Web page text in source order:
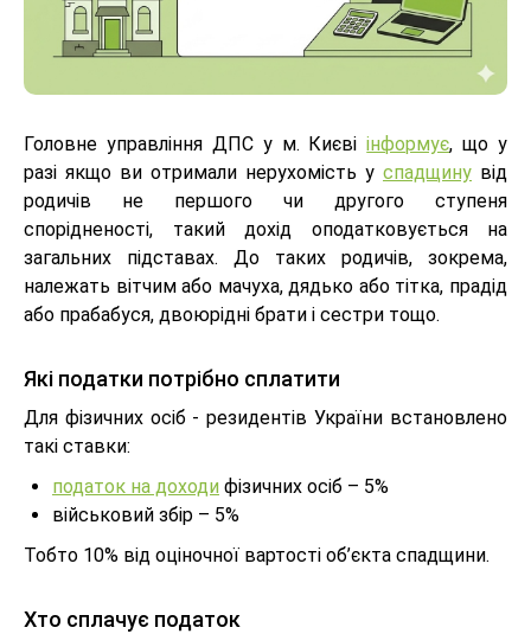
Головне управління ДПС у м. Києвіінформує, що у
разі якщо ви отримали нерухомість у спадщину від
родичів не першого чи другого ступеня
спорідненості, такий дохід оподатковується на
загальних підставах. До таких родичів, зокрема,
належать вітчим або мачуха, дядько або тітка, прадід
або прабабуся, двоюрідні брати і сестри тощо.
Які податки потрібно сплатити
Для фізичних осіб - резидентів України встановлено
такі ставки:
податок на доходи фізичних осіб – 5%
військовий збір – 5%
Тобто 10% від оціночної вартості об’єкта спадщини.
Хто сплачує податок